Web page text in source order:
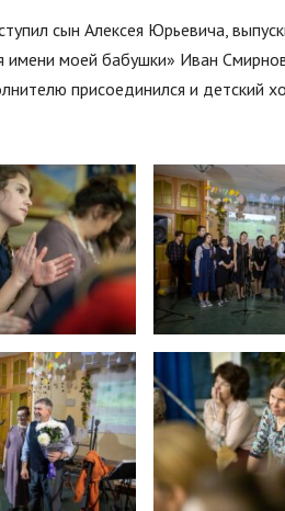
сын Алексея Юрьевича,
моей бабушки» Иван
присоединился и детский